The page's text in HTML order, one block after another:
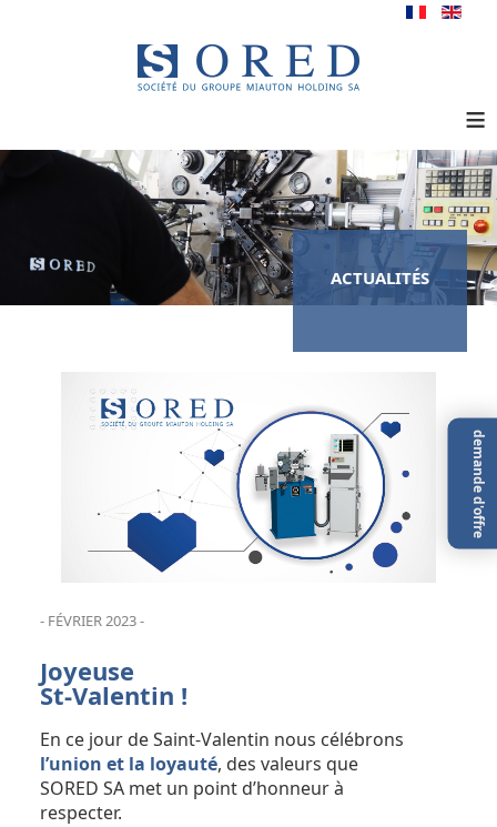
≡
demande d'offre
ACTUALITÉS
- FÉVRIER 2023 -
Joyeuse
St-Valentin !
En ce jour de Saint-Valentin nous célébrons
l’union et la loyauté, des valeurs que
SORED SA met un point d’honneur à
respecter.